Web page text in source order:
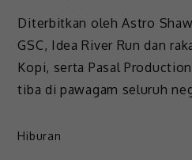
Diterbitkan oleh Astro
GSC, Idea River Run dan
Kopi, serta Pasal
tiba di pawagam seluruh
Hiburan